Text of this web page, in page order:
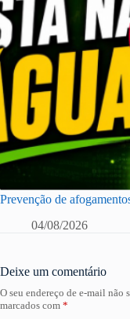
Prevenção de
04/08/2026
Deixe um comentário
O seu endereço de e-mail não
marcados com *